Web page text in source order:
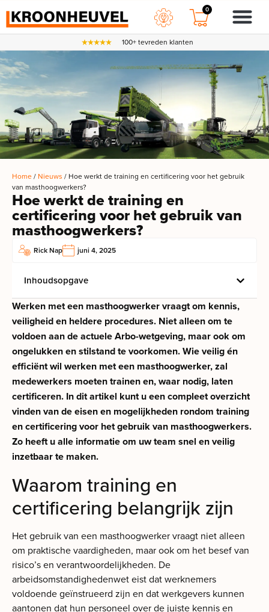
0
100+ tevreden klanten
Home/ Nieuws / Hoe werkt de training en certificering voor het gebruik
van masthoogwerkers?
Hoe werkt de training en
certificering voor het gebruik van
masthoogwerkers?
Rick Nap juni 4, 2025
Inhoudsopgave
Werken met een masthoogwerker vraagt om kennis,
veiligheid en heldere procedures. Niet alleen om te
voldoen aan de actuele Arbo-wetgeving, maar ook om
ongelukken en stilstand te voorkomen. Wie veilig én
efficiënt wil werken met een masthoogwerker, zal
medewerkers moeten trainen en, waar nodig, laten
certificeren. In dit artikel kunt u een compleet overzicht
vinden van de eisen en mogelijkheden rondom training
en certificering voor het gebruik van masthoogwerkers.
Zo heeft u alle informatie om uw team snel en veilig
inzetbaar te maken.
Waarom training en
certificering belangrijk zijn
Het gebruik van een masthoogwerker vraagt niet alleen
om praktische vaardigheden, maar ook om het besef van
risico’s en verantwoordelijkheden. De
arbeidsomstandighedenwet eist dat werknemers
voldoende geïnstrueerd zijn en dat werkgevers kunnen
aantonen dat hun personeel over de juiste kennis en